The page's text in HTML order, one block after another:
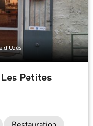
d’Uzès
Petites